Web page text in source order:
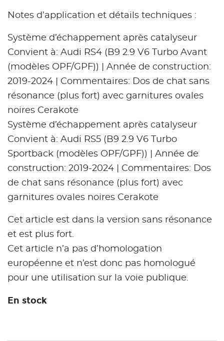
Notes d’application et détails techniques :
Système d’échappement après catalyseur
Convient à: Audi RS4 (B9 2.9 V6 Turbo Avant
(modèles OPF/GPF)) | Année de construction:
2019-2024 | Commentaires: Dos de chat sans
résonance (plus fort) avec garnitures ovales
noires Cerakote
Système d’échappement après catalyseur
Convient à: Audi RS5 (B9 2.9 V6 Turbo
Sportback (modèles OPF/GPF)) | Année de
construction: 2019-2024 | Commentaires: Dos
de chat sans résonance (plus fort) avec
garnitures ovales noires Cerakote
Cet article est dans la version sans résonance
et est plus fort.
Cet article n’a pas d’homologation
européenne et n’est donc pas homologué
pour une utilisation sur la voie publique.
En stock